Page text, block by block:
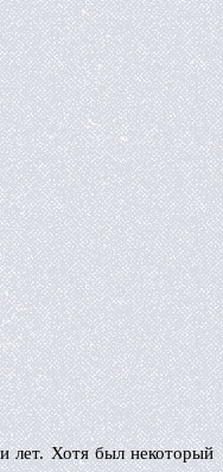
лет. Хотя был некоторый